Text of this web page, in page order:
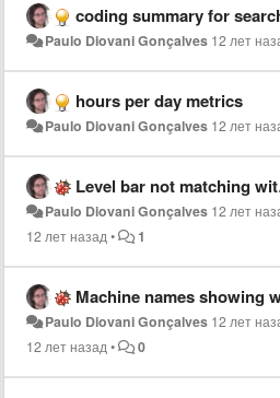
coding summary for
Paulo Diovani Gonçalves 12 лет
hours per day metrics
Paulo Diovani Gonçalves 12 лет
Level bar not matching with api
Paulo Diovani Gonçalves 12 лет
12 лет назад• 1
Machine names showing
Paulo Diovani Gonçalves 12 лет
12 лет назад• 0